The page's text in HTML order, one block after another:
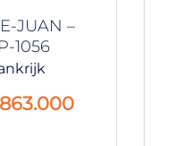
JUAN –
1056
863.000